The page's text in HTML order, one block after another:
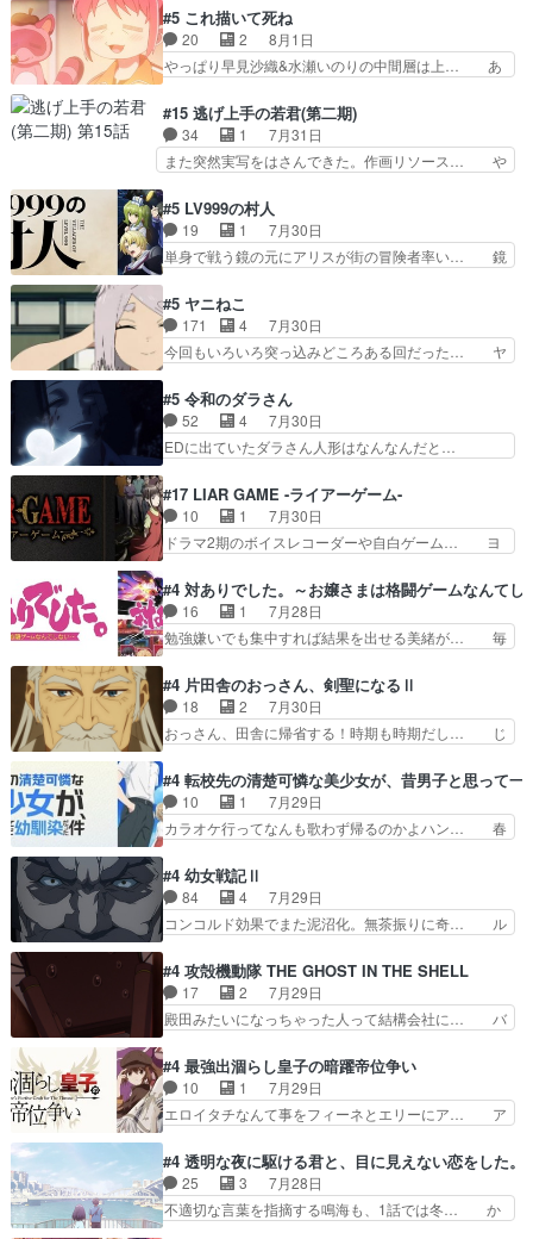
子舞勝負。鬼夜叉は猫の動き… 登場人物の我が強
い。新しい獅子舞に拘って… 第５話を
primevideoで視聴しまし…
も1日お疲れ様でした～───昨晩～今… 幼女に拾
われたお市ちゃんの恩返し。化け猫… 役にて出演
させていただきました。ジョアン… トイ・ストー
リーみたいな始まり。流石に除… 猫相手になんで
し良い話化け猫は油が好物… 今回はあかやし1体
のみで15分。金持ちの… 今更だけど霊が性行為
で祓えることは何とな…
#5 これ描いて死ね
20 2
8月1日
やっぱり早見沙織&水瀬いのりの中間層は上… あ
人物が増えてわいわいしたところが好き… 初コミ
ティアで２０冊刷りは妥当だよね。俺… 藤森さん
のママ向けの漫画で、また涙腺が⋯… 〜漫画に
「想い」をこめよう｣娘に漫画であ… 何回この作
てコミティアっていいなあ。同… コミティア参加
のしおりを徹夜で作る先生(… お母さん、娘にあ
んな漫画描かれたら泣いち…
#15 逃げ上手の若君(第二期)
34 1
7月31日
また突然実写をはさんできた。作画リソース… や
歳まで童貞だと魔法使いになれるという… こっち
の諏訪の三大将もまたクセが強いw色… 頼重が完
全にブレーンだよね毎回敵キャラが… 弧次郎「欲
を我慢して強くなれるなら大飯食… 変化球な演出
ていただきました！最終的に… この高らかなDT
宣言、合田一人に通じるも… この作品は近年稀に
見るおっさんキャラの充…
#5 LV999の村人
19 1
7月30日
単身で戦う鏡の元にアリスが街の冒険者率い… 鏡
なががんばってくれたアリスの父ちゃん… 成長限
界が999である村人と定めた上位存… 大規模バト
ルシーンなのに会話してばっかり… やっぱり勇者
より強かったか笑統率力LV9… 普通の人間の親子
組みか‥Lv200帯の… そのために役割を超越する
者の出現させるた… アリスのお陰で他の勇者達も
共闘してくれ魔…
#5 ヤニねこ
171 4
7月30日
今回もいろいろ突っ込みどころある回だった… ヤ
ちゃんの恋愛話をしたり、タバコを生産… ここう
っすら思ったことズバリ言ってくれて… おかし
い、さわやかだ 世話好きの陰に支配… ヤクねこ
のクワガタ取りの話見て切なくなっ… 普段は選別
れww唐突な作画力の正… なんか今日はかなり一
瞬で終わっちまったっ… 先週と比べてまだまとも
に見えた。4話は過…
#5 令和のダラさん
52 4
7月30日
EDに出ていたダラさん人形はなんなんだと…
惨な過去がきっちり現代に継承されている… ダラ
さんと姉弟の母との出会いの話やはりダ… ダラさ
んの過去話も佳境…げに恐ろしいは人… 第５話感
想：２人の過剰な貢ぎ物?の礼とし… 第５話感
系列が4話と入れ替わってるのね… こんなデカイ
のどうやって運ぶんだよ！？姉… ダラさん、人型
形態にもなれるんか!?w髪…
#17 LIAR GAME -ライアーゲーム-
10 1
7月30日
ドラマ2期のボイスレコーダーや自白ゲーム… ヨ
国の奴らも馬鹿が多いが、夜の国も同じ… ご視聴
ありがとうございました来週もよろし… 握った◯
治郎（中の人的に）仲間であるプレ… ヨコヤの頭
の回転の速さと人間の心理を利用… 夜の国のヨコ
で夜の国の独裁支配を強化、… やはりヨコヤいい
ですね。昼の国が勝てる流… 役で出演いたしまし
た。次回も緊張が止まり…
#4 対ありでした。～お嬢さまは格闘ゲームなんてし
16 1
7月28日
勉強嫌いでも集中すれば結果を出せる美緒が… 毎
なゲームも相手が強すぎるとやる気無く… テー
マ：テスト勉強と大会感想は、美緒がテ… すげー
ーーーーーーーー良い……。女性声優… 深夜の格
ゲー対戦よりテストの方がよっぽど… 真剣に授業
ストに向けて勉強会！美緒ちゃ… 受験勉強と戦闘
の2択なら戦闘を選ぶ娘w美… 勉強嫌いでバトル
を選ぶって、ひぐらしの沙…
#4 片田舎のおっさん、剣聖になるⅡ
18 2
7月30日
おっさん、田舎に帰省する！時期も時期だし… じ
れない爺さんには夢が詰まってると思う… クル
ニ、ヘンブリッツ、ミュイと一緒におっ… 帰省、
お供ヒロインはクルニ。順番的には確… 父親から
手紙が来た。サーベルボアの退治の… ここでヘン
家に帰ることに・ベリルはミュ… おっさんの親と
なるとお爺ちゃんだよね孫扱… ・ベリル、実家に
帰ることに・ベリルはミュ…
#4 転校先の清楚可憐な美少女が、昔男子と思って一
10 1
7月29日
カラオケ行ってなんも歌わず帰るのかよハン… 春
やらあの女優さんが春希のお母さんのよ… 春希ち
ゃん姫ちゃんに野菜の子も凄え可愛い… 隼人くん
のスマホを買いに行ってたけど完全… 第４話を
U-NEXTで視聴しました。視聴… スマホを買うた
見始めてたけどなんだかん… いきなりシリアス展
開ぶち込んでくるじゃん… 春希の家庭事情は複
雑。食事とか隼人が親身…
#4 幼女戦記Ⅱ
84 4
7月29日
コンコルド効果でまた泥沼化。無茶振りに奇… ル
グを更新しました!!宜しければ、是非… 計画通り
にはいかないね笑やり遂げた(ほぼ… 今回もター
ニャに不都合なことがあったりし… 白髪の男性が
語った家族を失った喪無感が、… 連邦に対して有
油を注ぐターニャの勝利軍… 犠牲を払っても良い
ならお前たちが前線へ行… 戦闘がアッサリし過ぎ
じゃない？戦争がメイ…
#4 攻殻機動隊 THE GHOST IN THE SHELL
17 2
7月29日
殿田みたいになっちゃった人って結構会社に… バ
見た目もうただのロボでしかないんだよ… 俺らの
汗拭きそりゃいやだろwwバトー＆ト… イノセン
スの元となった回だけど、ガイノイ… アダム・リ
ンクやジェイムスン(教授)型サ… アンドロイドも
センスの土台になったエピ… コミカルなのにも慣
れてきました。１話でし… ロボットの反乱は今と
なっては良くある話し…
#4 最強出涸らし皇子の暗躍帝位争い
10 1
7月29日
エロイタチなんて事をフィーネとエリーにア… ア
スターを呼ぶ笛？黒幕は狩猟祭とは関係… 平凡な
少女に見える眼鏡w眼鏡属性は持ち合… 神アニ
メ、ケテーイ！「騎士狩猟祭、前夜の… フィーネ
がアルノルトに活躍してもらいたが… 第４話を
#4 透明な夜に駆ける君と、目に見えない恋をした。
25 3
7月28日
不適切な言葉を指摘する鳴海も、1話では冬… か